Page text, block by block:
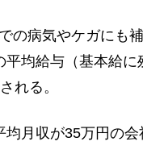
の病気やケガにも
平均給与（基本給
れる。
月収が35万円の